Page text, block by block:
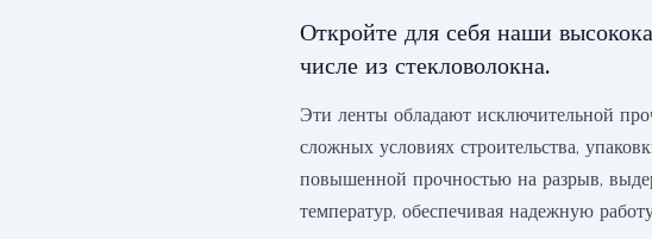
Откройте для себя наши
числе из стекловолокна.
Эти ленты обладают исключительной
сложных условиях строительства,
повышенной прочностью на разрыв,
температур, обеспечивая надежную